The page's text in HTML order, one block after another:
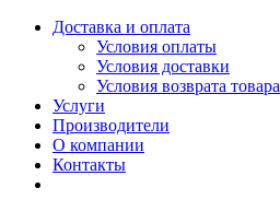
Доставка и оплата
Условия оплаты
Условия доставки
Условия возврата товара
Услуги
Производители
О компании
Контакты